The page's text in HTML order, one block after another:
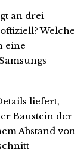
an drei
Welche
eine
liefert,
Baustein der
Abstand von